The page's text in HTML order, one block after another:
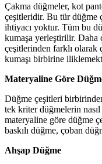
Çakma düğmeler, kot
çeşitleridir. Bu tür düğme
ihtiyacı yoktur. Tüm bu
kumaşa yerleştirilir. Daha
çeşitlerinden farklı olarak
kumaşı birbirine
Materyaline Göre
Düğme çeşitleri
tek kriter düğmelerin
materyaline göre düğme
baskılı düğme, çoban
Ahşap Düğme